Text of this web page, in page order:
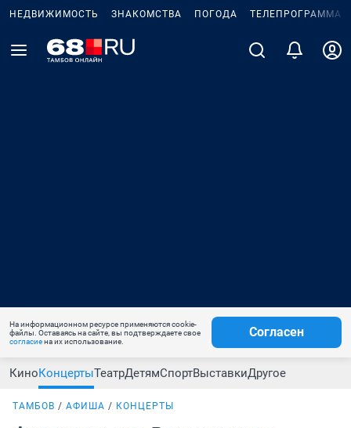
НЕДВИЖИМОСТЬ ЗНАКОМСТВА ПОГОДА ТЕЛЕПРОГРАММА
На информационном ресурсе применяются cookie-
файлы. Оставаясь на сайте, вы подтверждаете свое
согласиена их использование.
Согласен
КиноКонцертыТеатрДетямСпортВыставкиДругое
ТАМБОВ АФИША КОНЦЕРТЫ